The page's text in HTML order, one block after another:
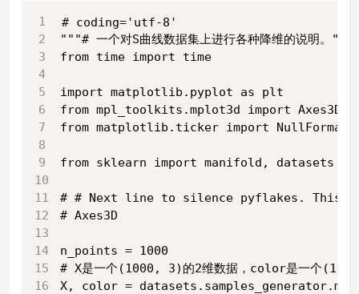
# coding='utf-8'
"""# 一个对S曲线数据集上进行各种降维的说明。"""
from time import time
import matplotlib.pyplot as plt
from mpl_toolkits.mplot3d import Axes3D
from matplotlib.ticker import
from sklearn import manifold, datasets
# # Next line to silence pyflakes. This
# Axes3D
n_points = 1000
# X是一个(1000, 3)的2维数据，color是一个
X, color =